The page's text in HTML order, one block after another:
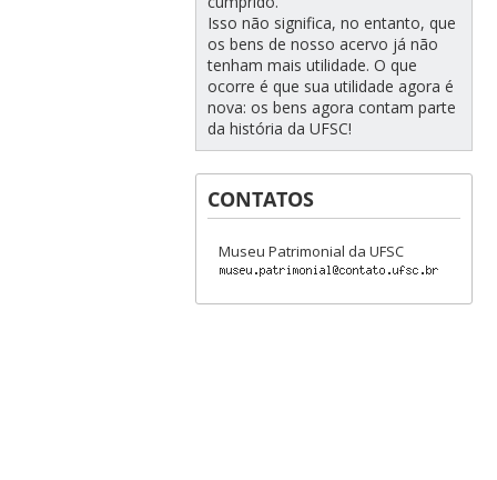
Isso não significa, no entanto, que
os bens de nosso acervo já não
tenham mais utilidade. O que
ocorre é que sua utilidade agora é
nova: os bens agora contam parte
da história da UFSC!
CONTATOS
Museu Patrimonial da UFSC